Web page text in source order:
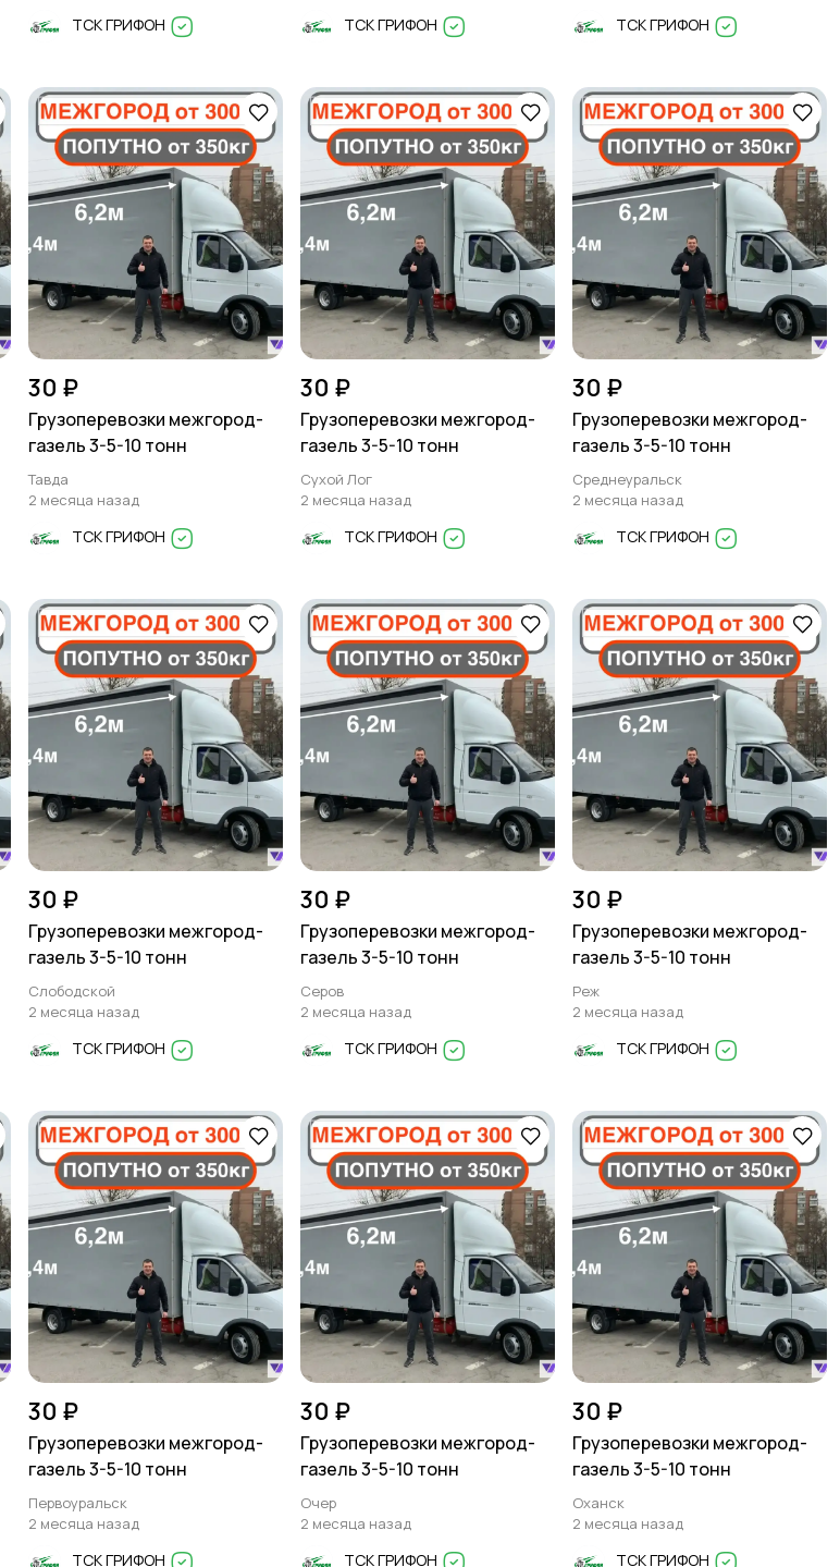
ТСК ГРИФОН ТСК ГРИФОН ТСК ГРИФОН
30 ₽
Грузоперевозки межгород-
газель 3-5-10 тонн
Тавда
2 месяца назад
ТСК ГРИФОН
30 ₽
Грузоперевозки межгород-
газель 3-5-10 тонн
Сухой Лог
2 месяца назад
ТСК ГРИФОН
30 ₽
Грузоперевозки межгород-
газель 3-5-10 тонн
Среднеуральск
2 месяца назад
ТСК ГРИФОН
30 ₽
Грузоперевозки межгород-
газель 3-5-10 тонн
Слободской
2 месяца назад
ТСК ГРИФОН
30 ₽
Грузоперевозки межгород-
газель 3-5-10 тонн
Серов
2 месяца назад
ТСК ГРИФОН
30 ₽
Грузоперевозки межгород-
газель 3-5-10 тонн
Реж
2 месяца назад
ТСК ГРИФОН
30 ₽
Грузоперевозки межгород-
газель 3-5-10 тонн
Первоуральск
2 месяца назад
ТСК ГРИФОН
30 ₽
Грузоперевозки межгород-
газель 3-5-10 тонн
Очер
2 месяца назад
ТСК ГРИФОН
30 ₽
Грузоперевозки межгород-
газель 3-5-10 тонн
Оханск
2 месяца назад
ТСК ГРИФОН